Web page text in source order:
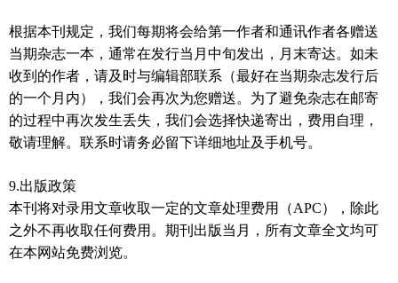
根据本刊规定，我们每期将会给第一作者和通讯作者各赠送
当期杂志一本，通常在发行当月中旬发出，月末寄达。如未
收到的作者，请及时与编辑部联系（最好在当期杂志发行后
的一个月内），我们会再次为您赠送。为了避免杂志在邮寄
的过程中再次发生丢失，我们会选择快递寄出，费用自理，
敬请理解。联系时请务必留下详细地址及手机号。
9.出版政策
本刊将对录用文章收取一定的文章处理费用（APC），除此
之外不再收取任何费用。期刊出版当月，所有文章全文均可
在本网站免费浏览。